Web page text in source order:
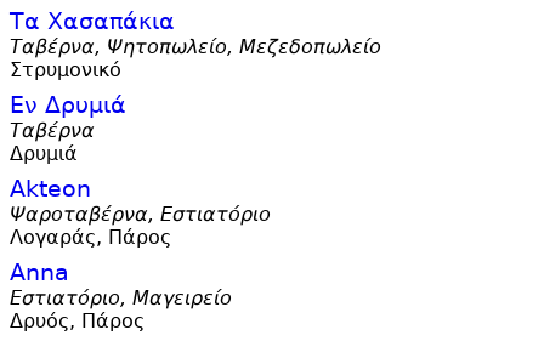
Τα Χασαπάκια
Ταβέρνα, Ψητοπωλείο, Μεζεδοπωλείο
Στρυμονικό
Εν Δρυμιά
Ταβέρνα
Δρυμιά
Akteon
Ψαροταβέρνα, Εστιατόριο
Λογαράς, Πάρος
Anna
Εστιατόριο, Μαγειρείο
Δρυός, Πάρος